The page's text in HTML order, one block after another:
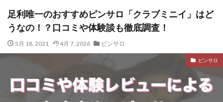
足利唯一のおすすめピンサロ「クラブミニイ」はど
うなの！？口コミや体験談も徹底調査！
5月 18, 2021 4月 7, 2026 ピンサロ
ピンサロ